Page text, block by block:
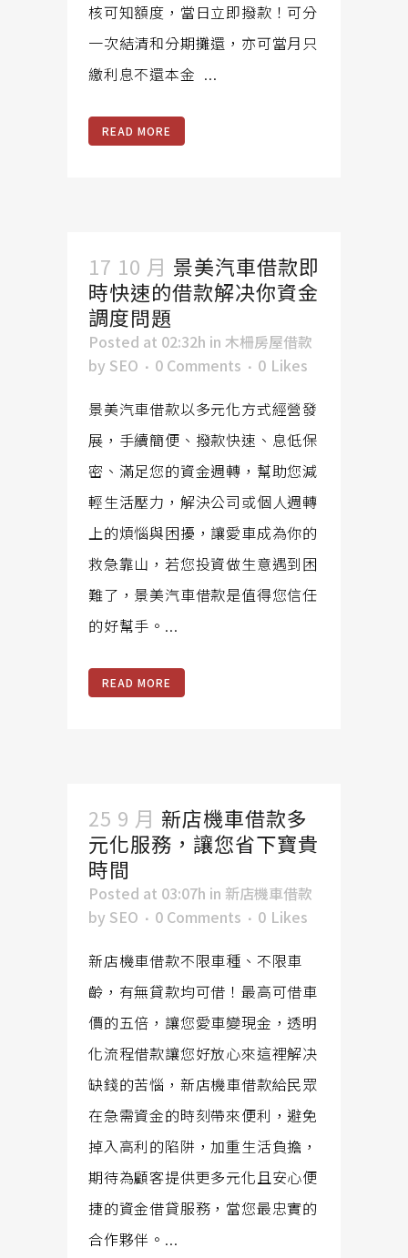
核可知額度，當日立即撥款！可分
一次結清和分期攤還，亦可當月只
繳利息不還本金 ...
READ MORE
17 10 月 景美汽車借款即
時快速的借款解决你資金
調度問題
Posted at 02:32h in 木柵房屋借款
by SEO 0 Comments 0 Likes
景美汽車借款以多元化方式經營發
展，手續簡便、撥款快速、息低保
密、滿足您的資金週轉，幫助您減
輕生活壓力，解決公司或個人週轉
上的煩惱與困擾，讓愛車成為你的
救急靠山，若您投資做生意遇到困
難了，景美汽車借款是值得您信任
的好幫手。...
READ MORE
25 9 月 新店機車借款多
元化服務，讓您省下寶貴
時間
Posted at 03:07h in 新店機車借款
by SEO 0 Comments 0 Likes
新店機車借款不限車種、不限車
齡，有無貸款均可借！最高可借車
價的五倍，讓您愛車變現金，透明
化流程借款讓您好放心來這裡解决
缺錢的苦惱，新店機車借款給民眾
在急需資金的時刻帶來便利，避免
掉入高利的陷阱，加重生活負擔，
期待為顧客提供更多元化且安心便
捷的資金借貸服務，當您最忠實的
合作夥伴。...